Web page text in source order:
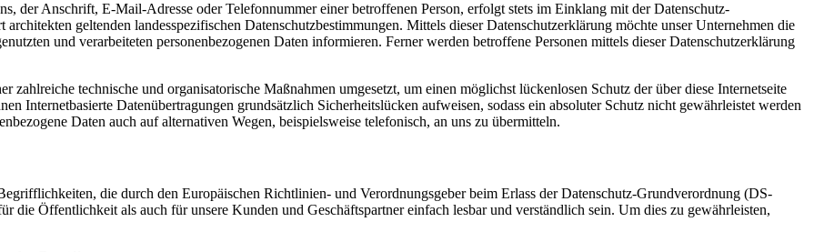
der Anschrift, E-Mail-Adresse oder Telefonnummer einer betroffenen Person, erfolgt stets im Einklang mit der Datenschutz-
geltenden landesspezifischen Datenschutzbestimmungen. Mittels dieser Datenschutzerklärung möchte unser Unternehmen die
und verarbeiteten personenbezogenen Daten informieren. Ferner werden betroffene Personen mittels dieser Datenschutzerklärung
technische und organisatorische Maßnahmen umgesetzt, um einen möglichst lückenlosen Schutz der über diese Internetseite
Internetbasierte Datenübertragungen grundsätzlich Sicherheitslücken aufweisen, sodass ein absoluter Schutz nicht gewährleistet werden
Daten auch auf alternativen Wegen, beispielsweise telefonisch, an uns zu übermitteln.
die durch den Europäischen Richtlinien- und Verordnungsgeber beim Erlass der Datenschutz-Grundverordnung (DS-
Öffentlichkeit als auch für unsere Kunden und Geschäftspartner einfach lesbar und verständlich sein. Um dies zu gewährleisten,